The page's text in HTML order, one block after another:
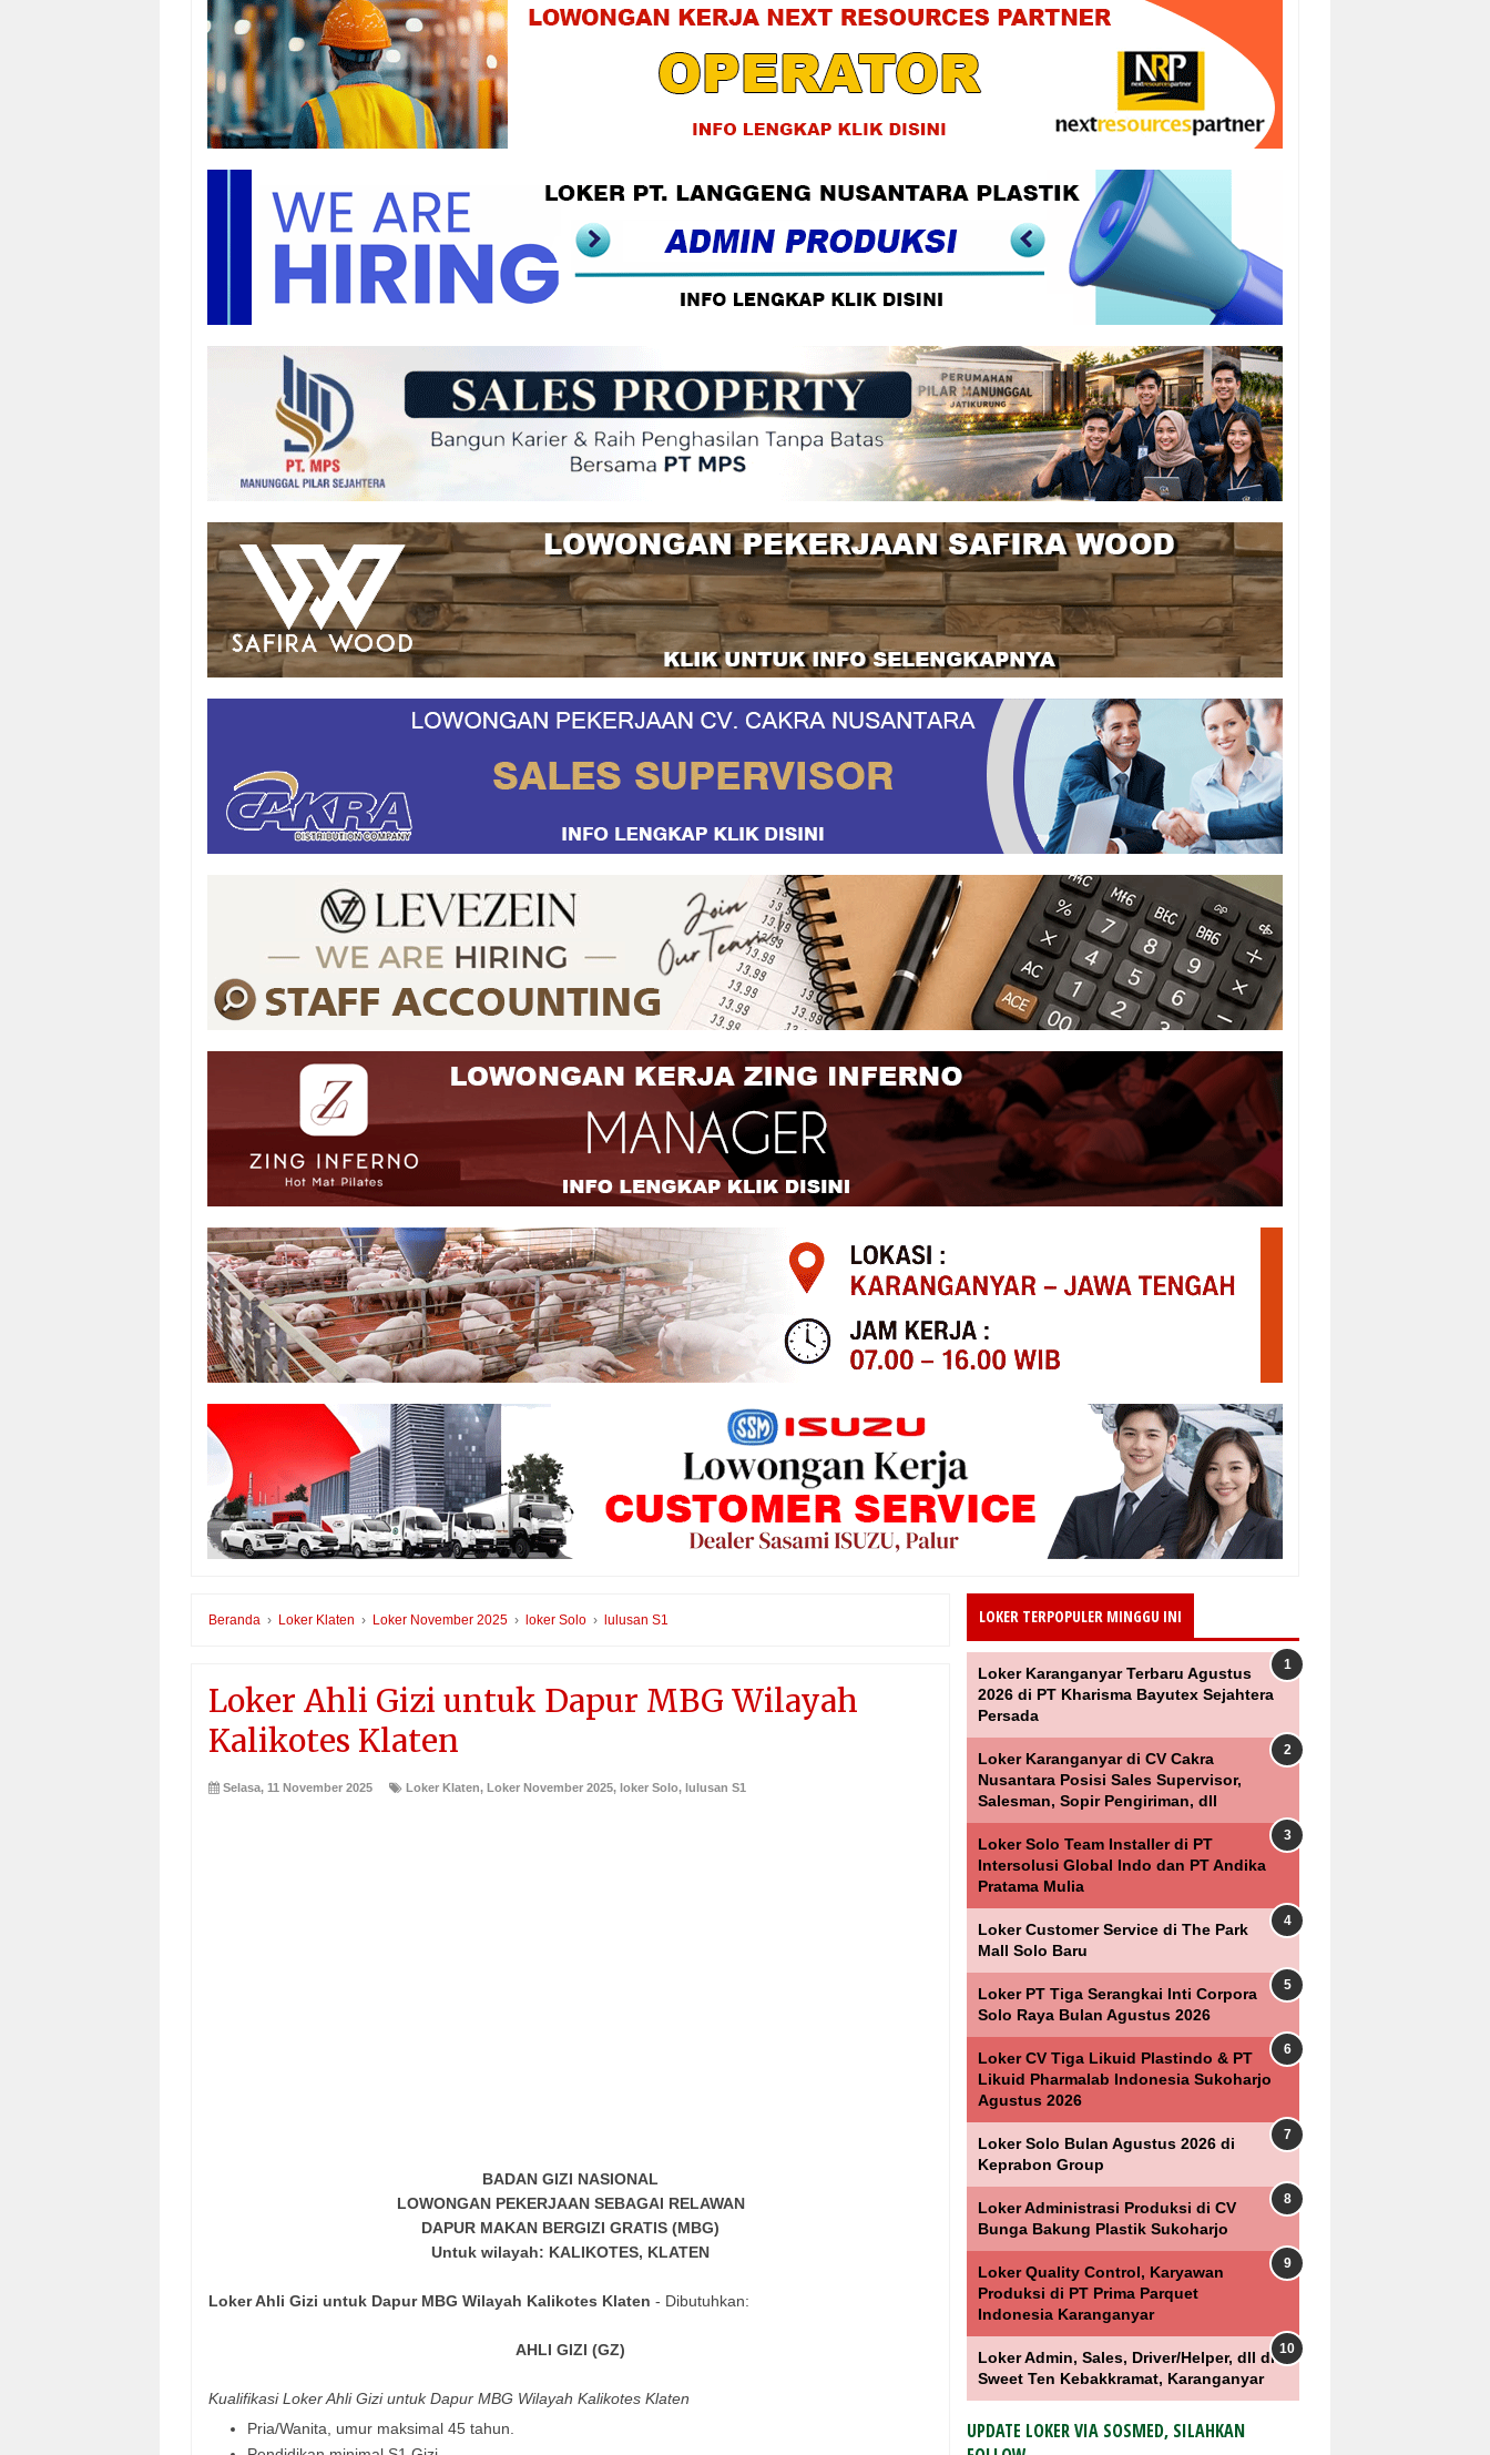
Beranda › Loker Klaten › Loker November 2025 › loker Solo › lulusan S1
Loker Ahli Gizi untuk Dapur MBG Wilayah
Kalikotes Klaten
Selasa, 11 November 2025 Loker Klaten, Loker November 2025, loker Solo, lulusan S1
BADAN GIZI NASIONAL
LOWONGAN PEKERJAAN SEBAGAI RELAWAN
DAPUR MAKAN BERGIZI GRATIS (MBG)
Untuk wilayah: KALIKOTES, KLATEN
Loker Ahli Gizi untuk Dapur MBG Wilayah Kalikotes Klaten - Dibutuhkan:
AHLI GIZI (GZ)
Kualifikasi Loker Ahli Gizi untuk Dapur MBG Wilayah Kalikotes Klaten
Pria/Wanita, umur maksimal 45 tahun.
LOKER TERPOPULER MINGGU INI
Loker Karanganyar Terbaru Agustus
2026 di PT Kharisma Bayutex Sejahtera
Persada
Loker Karanganyar di CV Cakra
Nusantara Posisi Sales Supervisor,
Salesman, Sopir Pengiriman, dll
Loker Solo Team Installer di PT
Intersolusi Global Indo dan PT Andika
Pratama Mulia
Loker Customer Service di The Park
Mall Solo Baru
Loker PT Tiga Serangkai Inti Corpora
Solo Raya Bulan Agustus 2026
Loker CV Tiga Likuid Plastindo & PT
Likuid Pharmalab Indonesia Sukoharjo
Agustus 2026
Loker Solo Bulan Agustus 2026 di
Keprabon Group
Loker Administrasi Produksi di CV
Bunga Bakung Plastik Sukoharjo
Loker Quality Control, Karyawan
Produksi di PT Prima Parquet
Indonesia Karanganyar
Loker Admin, Sales, Driver/Helper, dll di
Sweet Ten Kebakkramat, Karanganyar
UPDATE LOKER VIA SOSMED, SILAHKAN